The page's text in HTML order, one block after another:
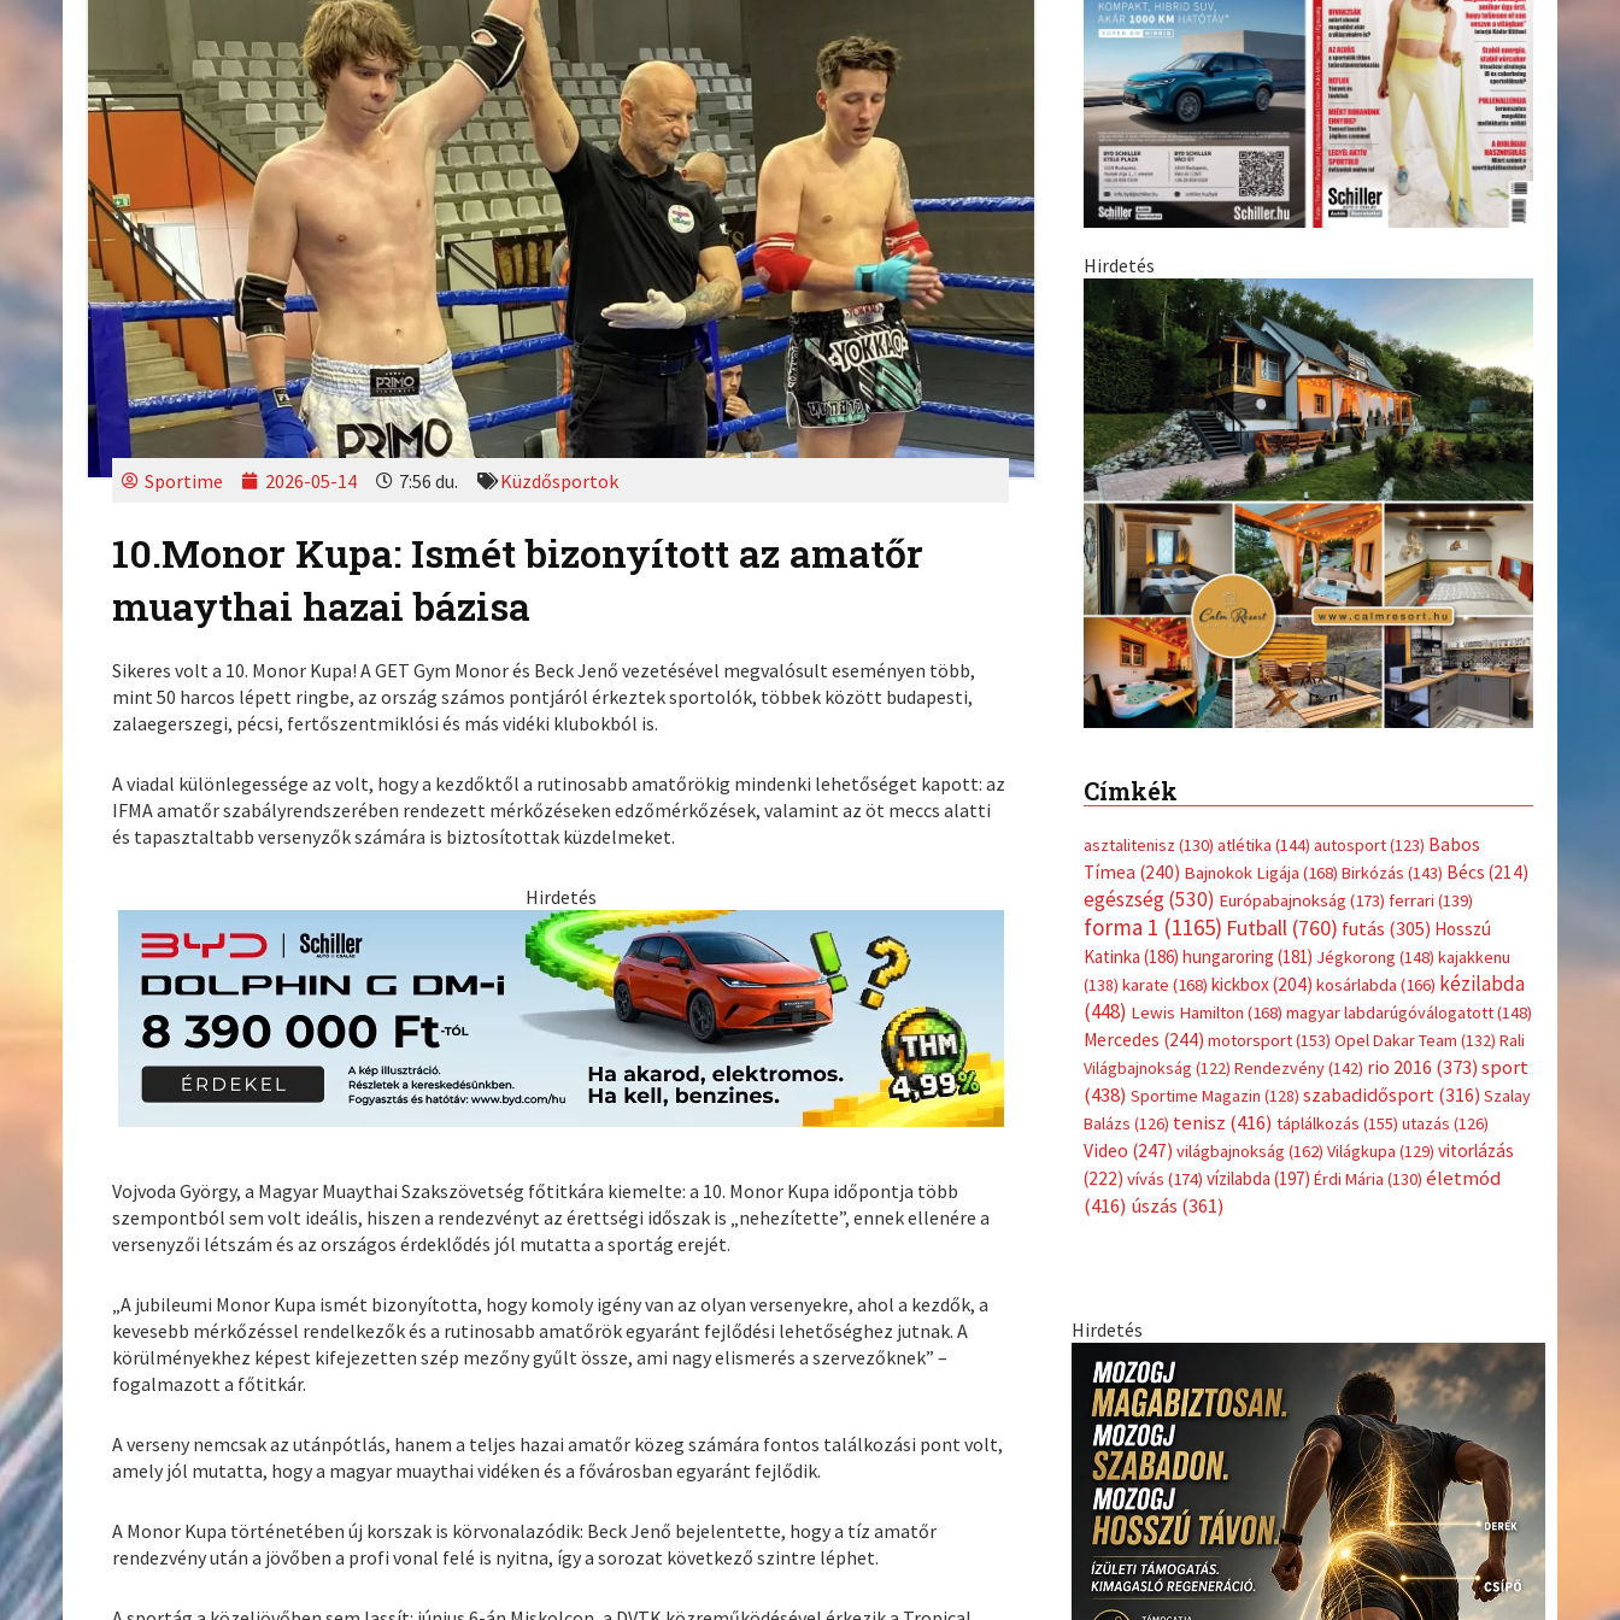
Sportime 2026-05-14 7:56 du. Küzdősportok
10.Monor Kupa: Ismét bizonyított az amatőr
muaythai hazai bázisa
Sikeres volt a 10. Monor Kupa! A GET Gym Monor és Beck Jenő vezetésével megvalósult eseményen több,
mint 50 harcos lépett ringbe, az ország számos pontjáról érkeztek sportolók, többek között budapesti,
zalaegerszegi, pécsi, fertőszentmiklósi és más vidéki klubokból is.
A viadal különlegessége az volt, hogy a kezdőktől a rutinosabb amatőrökig mindenki lehetőséget kapott: az
IFMA amatőr szabályrendszerében rendezett mérkőzéseken edzőmérkőzések, valamint az öt meccs alatti
és tapasztaltabb versenyzők számára is biztosítottak küzdelmeket.
Hirdetés
Vojvoda György, a Magyar Muaythai Szakszövetség főtitkára kiemelte: a 10. Monor Kupa időpontja több
szempontból sem volt ideális, hiszen a rendezvényt az érettségi időszak is „nehezítette”, ennek ellenére a
versenyzői létszám és az országos érdeklődés jól mutatta a sportág erejét.
„A jubileumi Monor Kupa ismét bizonyította, hogy komoly igény van az olyan versenyekre, ahol a kezdők, a
kevesebb mérkőzéssel rendelkezők és a rutinosabb amatőrök egyaránt fejlődési lehetőséghez jutnak. A
körülményekhez képest kifejezetten szép mezőny gyűlt össze, ami nagy elismerés a szervezőknek” –
fogalmazott a főtitkár.
A verseny nemcsak az utánpótlás, hanem a teljes hazai amatőr közeg számára fontos találkozási pont volt,
amely jól mutatta, hogy a magyar muaythai vidéken és a fővárosban egyaránt fejlődik.
A Monor Kupa történetében új korszak is körvonalazódik: Beck Jenő bejelentette, hogy a tíz amatőr
rendezvény után a jövőben a profi vonal felé is nyitna, így a sorozat következő szintre léphet.
Hirdetés
Címkék
asztalitenisz (130) atlétika (144) autosport(123) Babos
Tímea (240) Bajnokok Ligája (168) Birkózás (143) Bécs (214)
egészség(530) Európabajnokság (173) ferrari (139)
forma 1 (1165) Futball(760) futás (305) Hosszú
Katinka (186) hungaroring (181) Jégkorong (148) kajakkenu
(138) karate (168) kickbox(204) kosárlabda (166) kézilabda
(448) Lewis Hamilton (168) magyar labdarúgóválogatott(148)
Mercedes (244) motorsport(153) Opel Dakar Team (132) Rali
Világbajnokság (122) Rendezvény(142) rio 2016 (373) sport
(438) Sportime Magazin (128) szabadidősport (316) Szalay
Balázs (126) tenisz (416) táplálkozás (155) utazás (126)
Video (247) világbajnokság (162) Világkupa (129) vitorlázás
(222) vívás (174) vízilabda (197) Érdi Mária (130) életmód
(416) úszás (361)
Hirdetés